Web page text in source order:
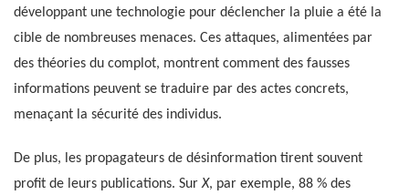
développant une technologie pour déclencher la pluie a été la
cible de nombreuses menaces. Ces attaques, alimentées par
des théories du complot, montrent comment des fausses
informations peuvent se traduire par des actes concrets,
menaçant la sécurité des individus.
De plus, les propagateurs de désinformation tirent souvent
profit de leurs publications. SurX, par exemple, 88 % des